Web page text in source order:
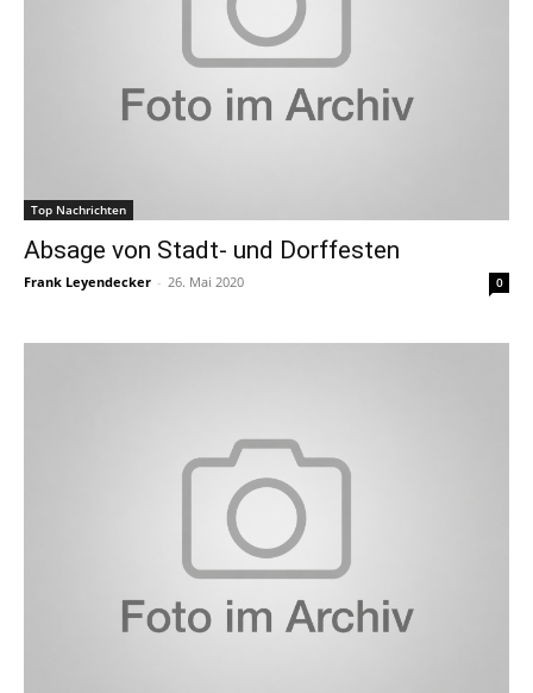
Top Nachrichten
Absage von Stadt- und Dorffesten
Frank Leyendecker - 26. Mai 2020 0